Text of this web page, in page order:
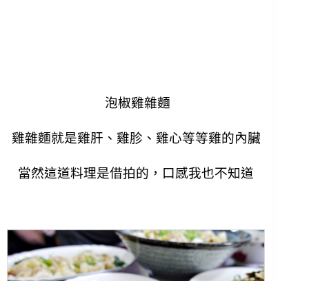
泡椒雞雜麵
雞雜麵就是雞肝、雞胗、雞心等等雞的內臟
當然這道料理是借拍的，口感我也不知道